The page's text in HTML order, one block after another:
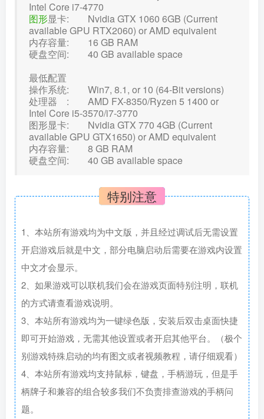
Intel Core i7-4770
图形显卡: Nvidia GTX 1060 6GB (Current
available GPU RTX2060) or AMD equivalent
内存容量: 16 GB RAM
硬盘空间: 40 GB available space
最低配置
操作系统: Win7, 8.1, or 10 (64-Bit versions)
处理器 : AMD FX-8350/Ryzen 5 1400 or
Intel Core i5-3570/i7-3770
图形显卡: Nvidia GTX 770 4GB (Current
available GPU GTX1650) or AMD equivalent
内存容量: 8 GB RAM
硬盘空间: 40 GB available space
特别注意
1、本站所有游戏均为中文版，并且经过调试后无需设置
开启游戏后就是中文，部分电脑启动后需要在游戏内设置
中文才会显示。
2、如果游戏可以联机我们会在游戏页面特别注明，联机
的方式请查看游戏说明。
3、本站所有游戏均为一键绿色版，安装后双击桌面快捷
即可开始游戏，无需其他设置或者开启其他平台。（极个
别游戏特殊启动的均有图文或者视频教程，请仔细观看）
4、本站所有游戏均支持鼠标，键盘，手柄游玩，但是手
柄牌子和兼容的组合较多我们不负责排查游戏的手柄问
题。